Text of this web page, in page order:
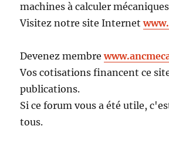
machines à calculer
Visitez notre site Internet
Devenez membre
Vos cotisations financent ce
publications.
Si ce forum vous a été utile,
tous.